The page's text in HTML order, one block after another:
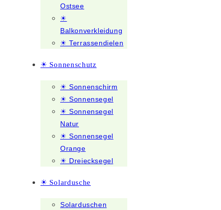
Ostsee
☀
Balkonverkleidung
☀ Terrassendielen
☀ Sonnenschutz
☀ Sonnenschirm
☀ Sonnensegel
☀ Sonnensegel
Natur
☀ Sonnensegel
Orange
☀ Dreiecksegel
☀ Solardusche
Solarduschen